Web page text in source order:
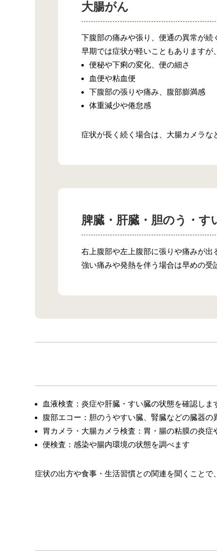
大腸がん
下腹部の痛みや張り、便通の異常が
早期では症状が軽いこともあります
便秘や下痢の変化、便の細さ
血便や粘血便
下腹部の張りや痛み、腹部膨満感
体重減少や倦怠感
症状が長く続く場合は、大腸カメラ
脾臓・肝臓・胆のう・す
右上腹部や左上腹部に張りや痛みが
強い痛みや発熱を伴う場合は早めの受
血液検査：炎症や肝臓・すい臓の状態を確認しま
腹部エコー：胆のうやすい臓、腎臓などの臓器の
胃カメラ・大腸カメラ検査：胃・腸の粘膜の炎
便検査：感染や腸内環境の状態を調べます
症状の出方や食事・生活習慣との関連を聞くこと